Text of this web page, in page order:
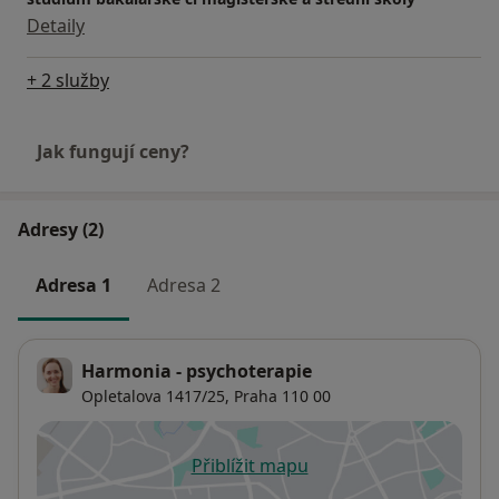
- Psychology and sociology in company management,
University of Economics, Prague
Detaily
+ 2 služby
Jak fungují ceny?
Adresy (2)
Adresa 1 Adresa 2
Harmonia - psychoterapie
Opletalova 1417/25, Praha 110 00
Přiblížit mapuse otevře v nové záložce